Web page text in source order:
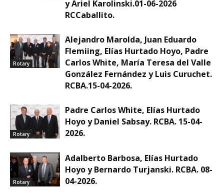
y Ariel Karolinski.01-06-2026
RCCaballito.
Rotary
Alejandro Marolda, Juan Eduardo
Flemiing, Elías Hurtado Hoyo, Padre
Carlos White, María Teresa del Valle
González Fernández y Luis Curuchet.
RCBA.15-04-2026.
Rotary
Padre Carlos White, Elías Hurtado
Hoyo y Daniel Sabsay. RCBA. 15-04-
2026.
Rotary
Adalberto Barbosa, Elías Hurtado
Hoyo y Bernardo Turjanski. RCBA. 08-
04-2026.